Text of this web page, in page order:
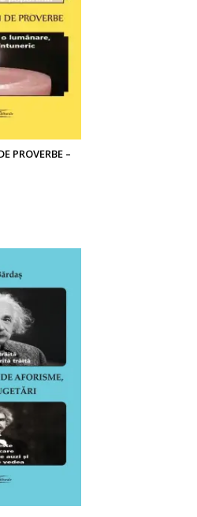
PROVERBE –